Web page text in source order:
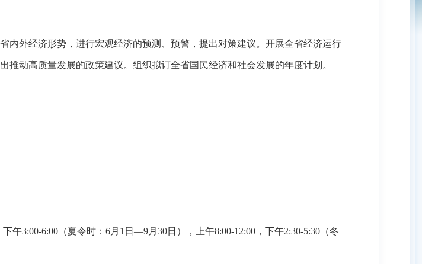
外经济形势，进行宏观经济的预测、预警，提出对策建议。开展全省经济运行
动高质量发展的政策建议。组织拟订全省国民经济和社会发展的年度计划。
3:00-6:00（夏令时：6月1日—9月30日），上午8:00-12:00，下午2:30-5:30（冬